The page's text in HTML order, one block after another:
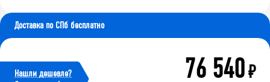
Доставка по СПб бесплатно
Нашли дешевле?
76 540₽